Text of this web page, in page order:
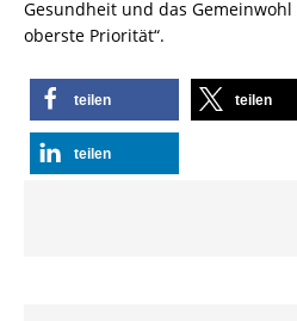
Gesundheit und das
oberste Priorität“.
teilen teilen
teilen